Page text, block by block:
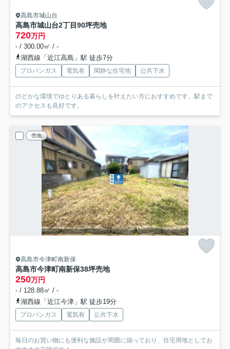
高島市城山台
高島市城山台2丁目90坪売地
720万円
- / 300.00㎡ / -
湖西線「近江高島」駅 徒歩7分
プロパンガス 電気有 閑静な住宅地 公共下水
のどかな環境でゆとりある暮らしを叶えたい方におすすめです。駅まで
のアクセスも良好です。
売地
高島市今津町南新保
高島市今津町南新保38坪売地
250万円
- / 128.88㎡ / -
湖西線「近江今津」駅 徒歩19分
プロパンガス 電気有 公共下水
毎日のお買い物にも便利な施設が周囲に揃っており、住宅用地としてお